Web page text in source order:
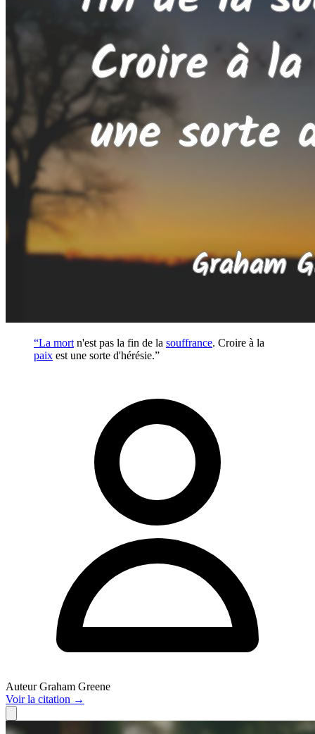
“La mort n'est pas la fin de la souffrance. Croire à la
paix est une sorte d'hérésie.”
Auteur Graham Greene
Voirla citation →